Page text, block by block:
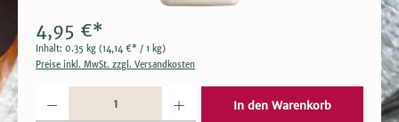
4,95 €*
Inhalt: 0.35 kg (14,14 €* / 1 kg)
Preise inkl. MwSt. zzgl. Versandkosten
Produkt Anzahl: Gib den gewünschten Wert ein oder benutze die Schaltflächen um
In den Warenkorb